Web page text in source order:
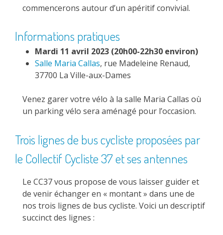
commencerons autour d’un apéritif convivial.
Informations pratiques
Mardi 11 avril 2023 (20h00-22h30 environ)
Salle Maria Callas, rue Madeleine Renaud,
37700 La Ville-aux-Dames
Venez garer votre vélo à la salle Maria Callas où
un parking vélo sera aménagé pour l’occasion.
Trois lignes de bus cycliste proposées par
le Collectif Cycliste 37 et ses antennes
Le CC37 vous propose de vous laisser guider et
de venir échanger en « montant » dans une de
nos trois lignes de bus cycliste. Voici un descriptif
succinct des lignes :